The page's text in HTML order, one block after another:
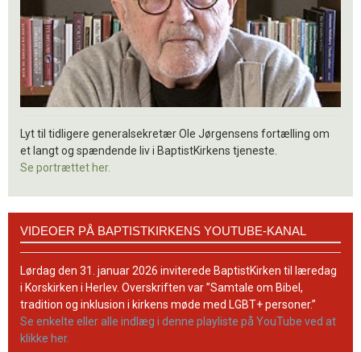
Lyt til tidligere generalsekretær Ole Jørgensens fortælling om
et langt og spændende liv i BaptistKirkens tjeneste.
Se portrættet her.
BaptistKirkens
YouTube-
kanal
VIDEOER PÅ BAPTISTKIRKENS YOUTUBE-KANAL
Lørdag den 31. januar 2026 inviterede BaptistKirken til læredag
i Korskirken i Herlev. Overskriften var ”Samtale om Bibel,
tradition og inklusion i kirkens møde med LGBT+ personer.”
Se enkelte eller alle indlæg i denne playliste på YouTube ved at
klikke her.